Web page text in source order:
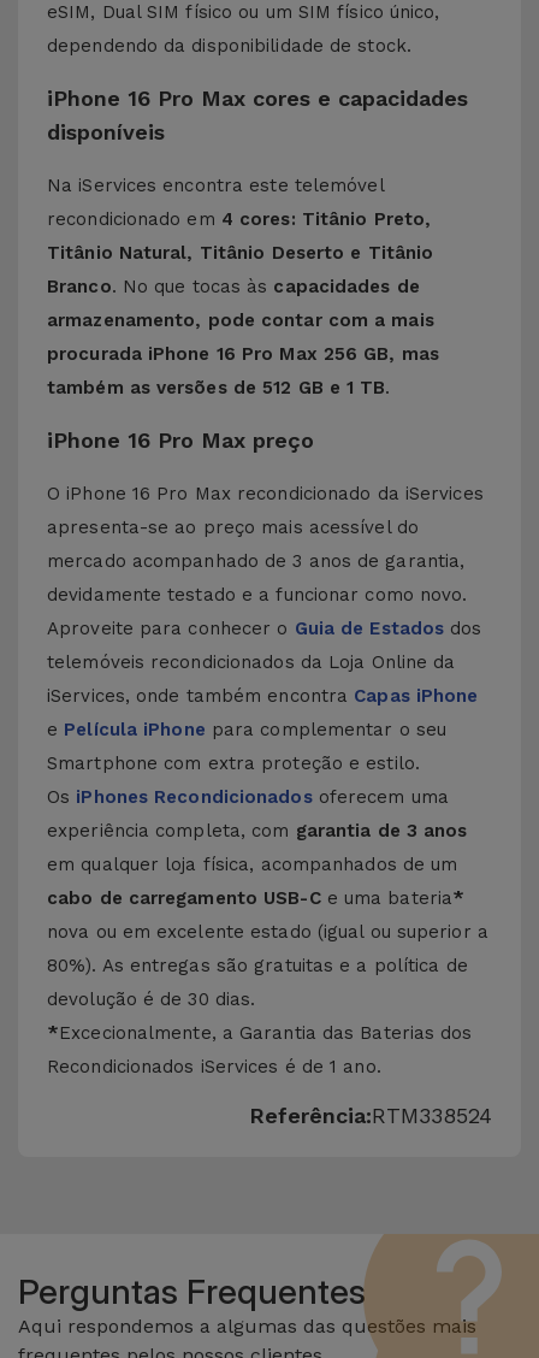
eSIM, Dual SIM físico ou um SIM físico único,
dependendo da disponibilidade de stock.
iPhone 16 Pro Max cores e capacidades
disponíveis
Na iServices encontra este telemóvel
recondicionado em 4 cores: Titânio Preto,
Titânio Natural, Titânio Deserto e Titânio
Branco. No que tocas às capacidades de
armazenamento, pode contar com a mais
procurada iPhone 16 Pro Max 256 GB, mas
também as versões de 512 GB e 1 TB.
iPhone 16 Pro Max preço
O iPhone 16 Pro Max recondicionado da iServices
apresenta-se ao preço mais acessível do
mercado acompanhado de 3 anos de garantia,
devidamente testado e a funcionar como novo.
Aproveite para conhecer o Guia de Estados dos
telemóveis recondicionados da Loja Online da
iServices, onde também encontra Capas iPhone
e Película iPhone para complementar o seu
Smartphone com extra proteção e estilo.
Os iPhones Recondicionadosoferecem uma
experiência completa, com garantia de 3 anos
em qualquer loja física, acompanhados de um
cabo de carregamento USB-Ce uma bateria*
nova ou em excelente estado (igual ou superior a
80%). As entregas são gratuitas e a política de
devolução é de 30 dias.
*Excecionalmente, a Garantia das Baterias dos
Recondicionados iServices é de 1 ano.
Referência:RTM338524
Perguntas Frequentes
Aqui respondemos a algumas das questões mais